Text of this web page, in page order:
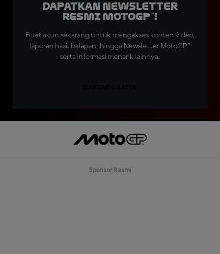
Dapatkan Newsletter
Resmi MotoGP™!
Buat akun sekarang untuk mengakses konten video,
laporan hasil balapan, hingga Newsletter MotoGP™
serta informasi menarik lainnya.
Sponsor Resmi